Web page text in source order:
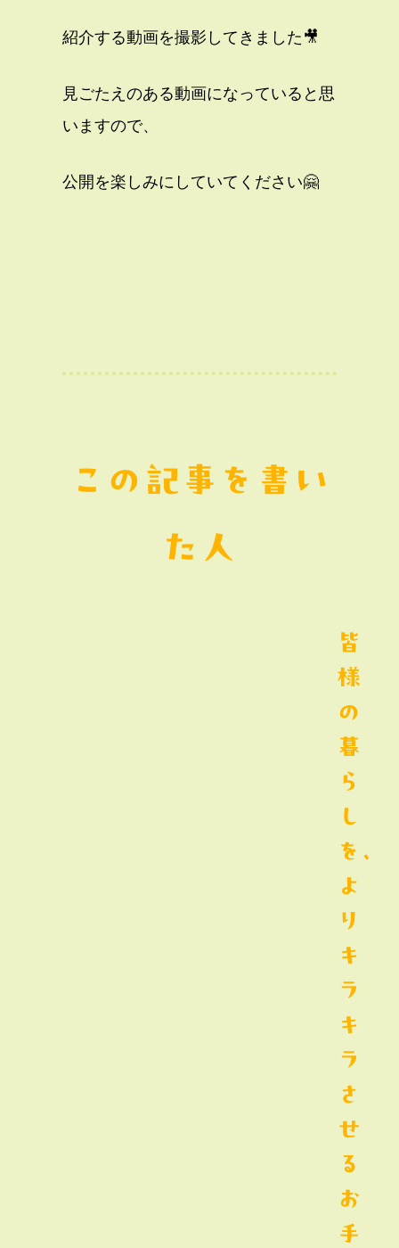
紹介する動画を撮影してきました🎥
見ごたえのある動画になっていると思
いますので、
公開を楽しみにしていてください🤗
この記事を書い
た人
皆
様
の
暮
ら
し
を、
よ
り
キ
ラ
キ
ラ
さ
せ
る
お
手